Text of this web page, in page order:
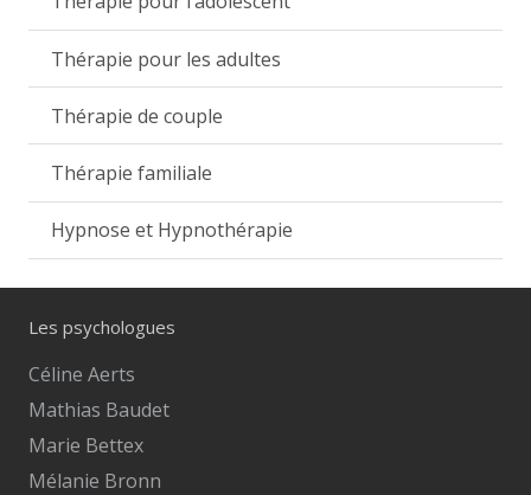
Thérapie pour les adultes
Thérapie de couple
Thérapie familiale
Hypnose et Hypnothérapie
Les psychologues
Céline Aerts
Mathias Baudet
Marie Bettex
Mélanie Bronn